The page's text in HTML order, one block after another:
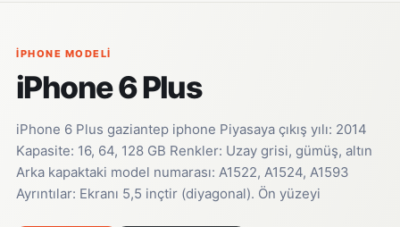
IPHONE MODELI
iPhone 6 Plus
iPhone 6 Plus gaziantep iphone Piyasaya çıkış yılı: 2014
Kapasite: 16, 64, 128 GB Renkler: Uzay grisi, gümüş, altın
Arka kapaktaki model numarası: A1522, A1524, A1593
Ayrıntılar: Ekranı 5,5 inçtir (diyagonal). Ön yüzeyi